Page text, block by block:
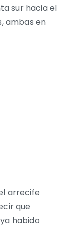
sur hacia el
ambas en
arrecife
que
habido